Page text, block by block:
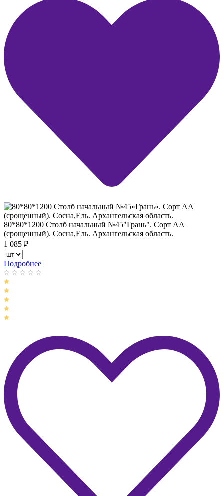
80*80*1200 Столб начальный №45"Грань". Сорт АА
(срощенный). Сосна,Ель. Архангельская область.
1 085 ₽
Подробнее